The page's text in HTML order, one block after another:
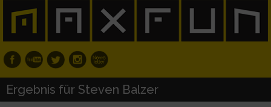
Ergebnis für Steven Balzer